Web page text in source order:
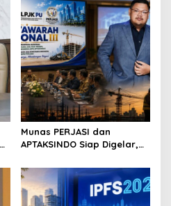
Munas PERJASI dan
APTAKSINDO Siap Digelar,
Revisi AD/ART